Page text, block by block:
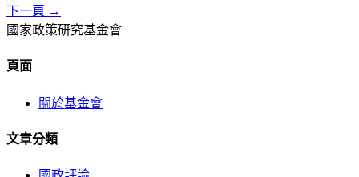
下一頁 →
國家政策研究基金會
頁面
關於基金會
文章分類